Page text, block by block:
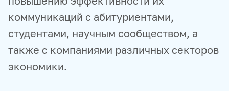
коммуникаций с абитуриентами,
студентами, научным сообществом, а
также с компаниями различных секторов
экономики.